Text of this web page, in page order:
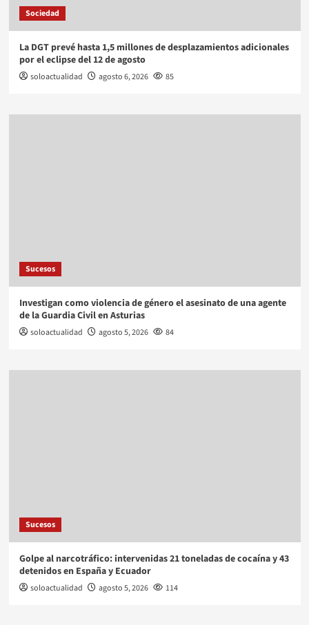
Sociedad
La DGT prevé hasta 1,5 millones de desplazamientos adicionales
por el eclipse del 12 de agosto
soloactualidad agosto 6, 2026 85
Sucesos
Investigan como violencia de género el asesinato de una agente
de la Guardia Civil en Asturias
soloactualidad agosto 5, 2026 84
Sucesos
Golpe al narcotráfico: intervenidas 21 toneladas de cocaína y 43
detenidos en España y Ecuador
soloactualidad agosto 5, 2026 114